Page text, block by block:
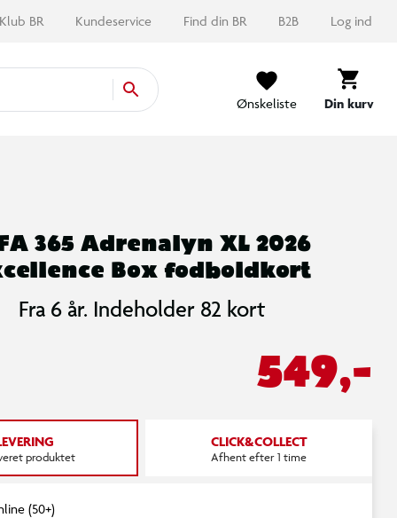
Klub BR Kundeservice Find din BR B2B Log ind
Ønskeliste Din kurv
Hvis du tillader marketing cookies, kan vi vise dig
RET COOKIE SAMTYKKE
365 Adrenalyn XL 2026
Box fodboldkort
Fra 6 år. Indeholder 82 kort
549,-
produktet
CLICK&COLLECT
Afhent efter 1 time
(50+)